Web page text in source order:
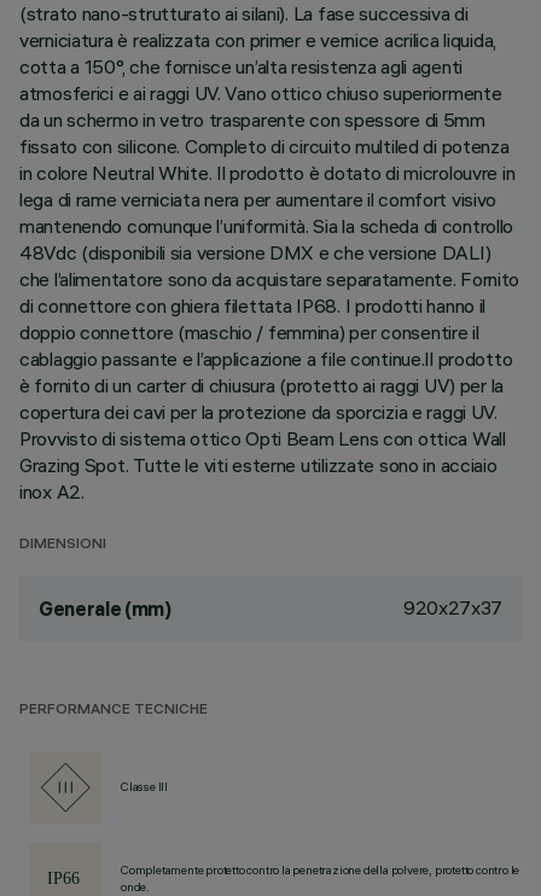
(strato nano-strutturato ai silani). La fase successiva di
verniciatura è realizzata con primer e vernice acrilica liquida,
cotta a 150°, che fornisce un’alta resistenza agli agenti
atmosferici e ai raggi UV. Vano ottico chiuso superiormente
da un schermo in vetro trasparente con spessore di 5mm
fissato con silicone. Completo di circuito multiled di potenza
in colore Neutral White. Il prodotto è dotato di microlouvre in
lega di rame verniciata nera per aumentare il comfort visivo
mantenendo comunque l’uniformità. Sia la scheda di controllo
48Vdc (disponibili sia versione DMX e che versione DALI)
che l’alimentatore sono da acquistare separatamente. Fornito
di connettore con ghiera filettata IP68. I prodotti hanno il
doppio connettore (maschio / femmina) per consentire il
cablaggio passante e l’applicazione a file continue.Il prodotto
è fornito di un carter di chiusura (protetto ai raggi UV) per la
copertura dei cavi per la protezione da sporcizia e raggi UV.
Provvisto di sistema ottico Opti Beam Lens con ottica Wall
Grazing Spot. Tutte le viti esterne utilizzate sono in acciaio
inox A2.
DIMENSIONI
Generale (mm) 920x27x37
PERFORMANCE TECNICHE
Classe III
Completamente protetto contro la penetrazione della polvere, protetto contro le
onde.